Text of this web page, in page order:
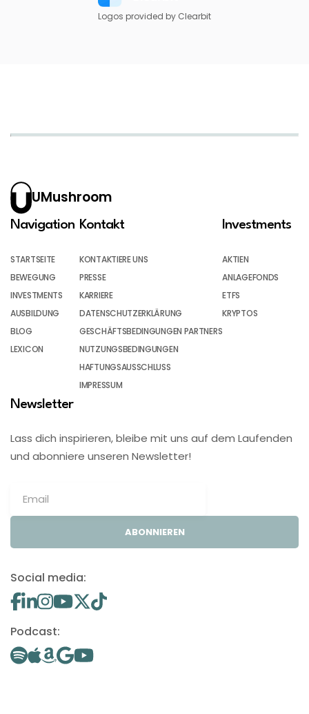
Logos provided by Clearbit
UMushroom
Navigation
STARTSEITE
BEWEGUNG
INVESTMENTS
AUSBILDUNG
BLOG
LEXICON
Kontakt
KONTAKTIERE UNS
PRESSE
KARRIERE
DATENSCHUTZERKLÄRUNG
GESCHÄFTSBEDINGUNGEN PARTNERS
NUTZUNGSBEDINGUNGEN
HAFTUNGSAUSSCHLUSS
IMPRESSUM
Investments
AKTIEN
ANLAGEFONDS
ETFS
KRYPTOS
Newsletter
Lass dich inspirieren, bleibe mit uns auf dem Laufenden
und abonniere unseren Newsletter!
ABONNIEREN
Social media:
Podcast: